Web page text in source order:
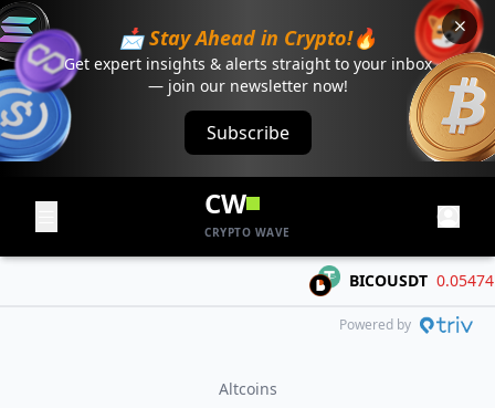
📩 Stay Ahead in Crypto!🔥
Get expert insights & alerts straight to your inbox
— join our newsletter now!
Subscribe
CW
CRYPTO WAVE
BICOUSDT 0.05474 -
Powered by
Altcoins